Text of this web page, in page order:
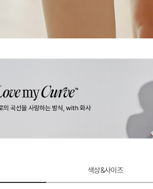
색상&사이즈